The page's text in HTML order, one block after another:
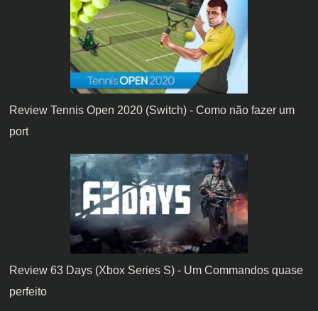
Review Tennis Open 2020 (Switch) - Como não fazer um
port
Review 63 Days (Xbox Series S) - Um Commandos quase
perfeito